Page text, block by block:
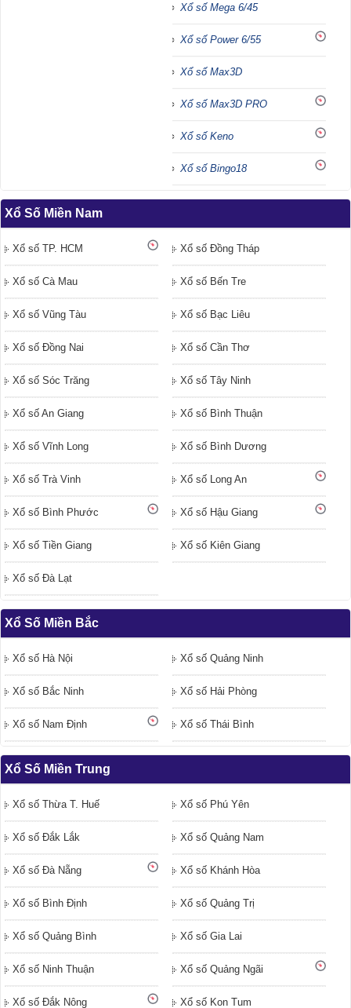
Xổ số Mega 6/45
Xổ số Power 6/55
Xổ số Max3D
Xổ số Max3D PRO
Xổ số Keno
Xổ số Bingo18
Xổ Số Miền Nam
Xổ số TP. HCM Xổ số Đồng Tháp
Xổ số Cà Mau Xổ số Bến Tre
Xổ số Vũng Tàu Xổ số Bạc Liêu
Xổ số Đồng Nai Xổ số Cần Thơ
Xổ số Sóc Trăng Xổ số Tây Ninh
Xổ số An Giang Xổ số Bình Thuận
Xổ số Vĩnh Long Xổ số Bình Dương
Xổ số Trà Vinh Xổ số Long An
Xổ số Bình Phước Xổ số Hậu Giang
Xổ số Tiền Giang Xổ số Kiên Giang
Xổ số Đà Lạt
Xổ Số Miền Bắc
Xổ số Hà Nội Xổ số Quảng Ninh
Xổ số Bắc Ninh Xổ số Hải Phòng
Xổ số Nam Định Xổ số Thái Bình
Xổ Số Miền Trung
Xổ số Thừa T. Huế Xổ số Phú Yên
Xổ số Đắk Lắk Xổ số Quảng Nam
Xổ số Đà Nẵng Xổ số Khánh Hòa
Xổ số Bình Định Xổ số Quảng Trị
Xổ số Quảng Bình Xổ số Gia Lai
Xổ số Ninh Thuận Xổ số Quảng Ngãi
Xổ số Đắk Nông Xổ số Kon Tum